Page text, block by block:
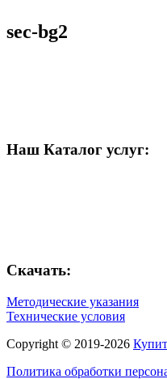
sec-bg2
Наш Каталог услуг:
Скачать:
Методические указания
Технические условия
Copyright © 2019-2026
Политика обработки